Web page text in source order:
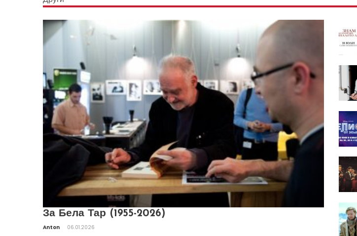
За Бела Тар (1955-2026)
Anton 06.01.2026